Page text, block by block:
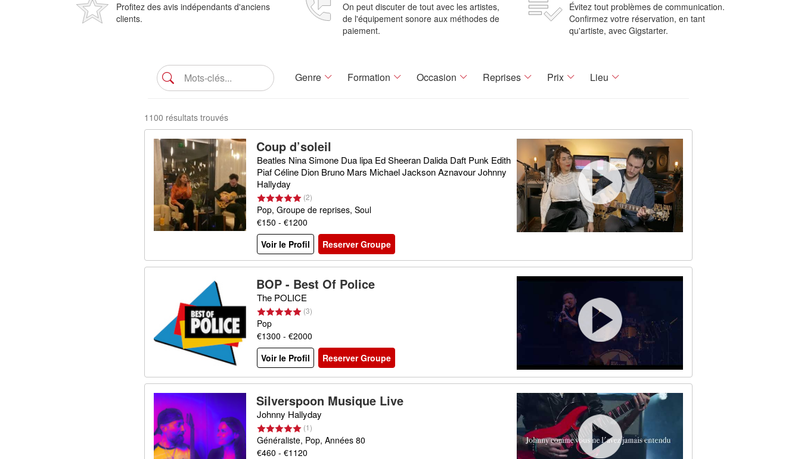
Profitez des avis indépendants d'anciens
clients.
On peut discuter de tout avec les artistes,
de l'équipement sonore aux méthodes de
paiement.
Évitez tout problèmes de communication.
Confirmez votre réservation, en tant
qu'artiste, avec Gigstarter.
Genre Formation Occasion Reprises Prix Lieu
1100 résultats trouvés
Coup d’soleil
Beatles Nina Simone Dua lipa Ed Sheeran Dalida Daft Punk Edith
Piaf Céline Dion Bruno Mars Michael Jackson Aznavour Johnny
Hallyday
(2)
Pop, Groupe de reprises, Soul
€150 - €1200
Voir le Profil
Reserver Groupe
BOP - Best Of Police
The POLICE
(3)
Pop
€1300 - €2000
Voir le Profil
Reserver Groupe
Silverspoon Musique Live
Johnny Hallyday
(1)
Généraliste, Pop, Années 80
€460 - €1120